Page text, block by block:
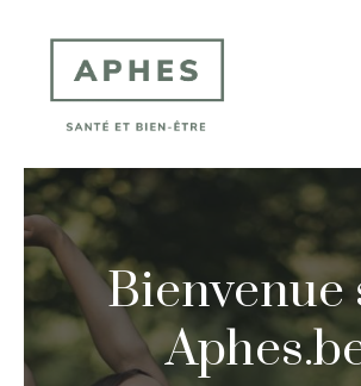
contenu
Bienvenue